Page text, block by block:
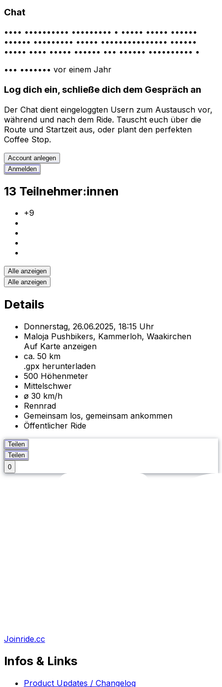
Chat
•••• •••••••••• ••••••••• • ••••• ••••• ••••••
•••••• ••••••••• ••••• ••••••••••••••• ••••••
••••• •••• ••••• •••••• ••• •••••• •••••••••• •
••• ••••••• vor einem Jahr
Log dich ein, schließe dich dem Gespräch an
Der Chat dient eingeloggten Usern zum Austausch vor,
während und nach dem Ride. Tauscht euch über die
Route und Startzeit aus, oder plant den perfekten
Coffee Stop.
Account anlegen
Anmelden
13 Teilnehmer:innen
+9
Alle anzeigen
Alle anzeigen
Details
Donnerstag, 26.06.2025, 18:15 Uhr
Maloja Pushbikers, Kammerloh, Waakirchen
Auf Karte anzeigen
ca. 50 km
.gpx herunterladen
500 Höhenmeter
Mittelschwer
ø 30 km/h
Rennrad
Gemeinsam los, gemeinsam ankommen
Öffentlicher Ride
Teilen
Teilen
0
Joinride.cc
Infos & Links
Product Updates / Changelog